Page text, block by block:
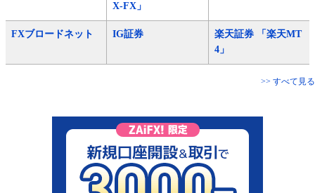
X-FX」
FXブロードネット IG証券
楽天証券 「楽天MT
4」
>> すべて見る